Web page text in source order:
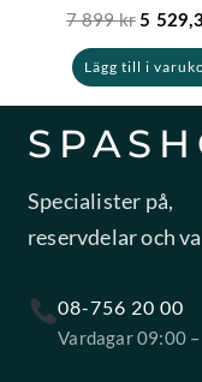
7 899kr 5
Lägg till i
Specialister på,
reservdelar och
08-756 20 00
Vardagar 09:00